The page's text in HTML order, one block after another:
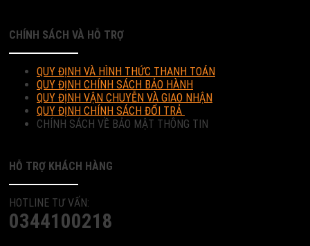
CHÍNH SÁCH VÀ HỖ TRỢ
QUY ĐỊNH VÀ HÌNH THỨC THANH TOÁN
QUY ĐỊNH CHÍNH SÁCH BẢO HÀNH
QUY ĐỊNH VẬN CHUYỄN VÀ GIAO NHẬN
QUY ĐỊNH CHÍNH SÁCH ĐỔI TRẢ
CHÍNH SÁCH VỀ BẢO MẬT THÔNG TIN
HỖ TRỢ KHÁCH HÀNG
HOTLINE TƯ VẤN:
0344100218